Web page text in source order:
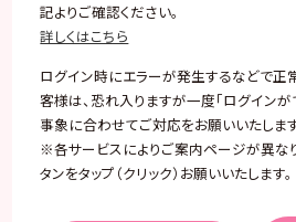
記よりご確認ください。
詳しくはこちら
ログイン時にエラーが発生するなどで正
客様は、恐れ入りますが一度「ログイン
事象に合わせてご対応をお願いいたします
※各サービスによりご案内ページが異な
タンをタップ（クリック）お願いいたします。